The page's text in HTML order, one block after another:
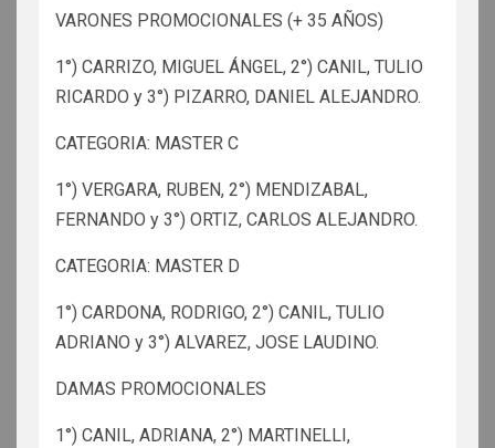
VARONES PROMOCIONALES (+ 35 AÑOS)
1°) CARRIZO, MIGUEL ÁNGEL, 2°) CANIL, TULIO
RICARDO y 3°) PIZARRO, DANIEL ALEJANDRO.
CATEGORIA: MASTER C
1°) VERGARA, RUBEN, 2°) MENDIZABAL,
FERNANDO y 3°) ORTIZ, CARLOS ALEJANDRO.
CATEGORIA: MASTER D
1°) CARDONA, RODRIGO, 2°) CANIL, TULIO
ADRIANO y 3°) ALVAREZ, JOSE LAUDINO.
DAMAS PROMOCIONALES
1°) CANIL, ADRIANA, 2°) MARTINELLI,